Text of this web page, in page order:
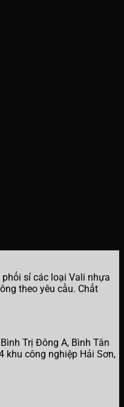
sỉ các loại Vali nhựa
theo yêu cầu. Chất
Trị Đông A, Bình Tân
khu công nghiệp Hải Sơn,